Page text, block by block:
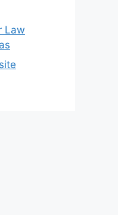
Law